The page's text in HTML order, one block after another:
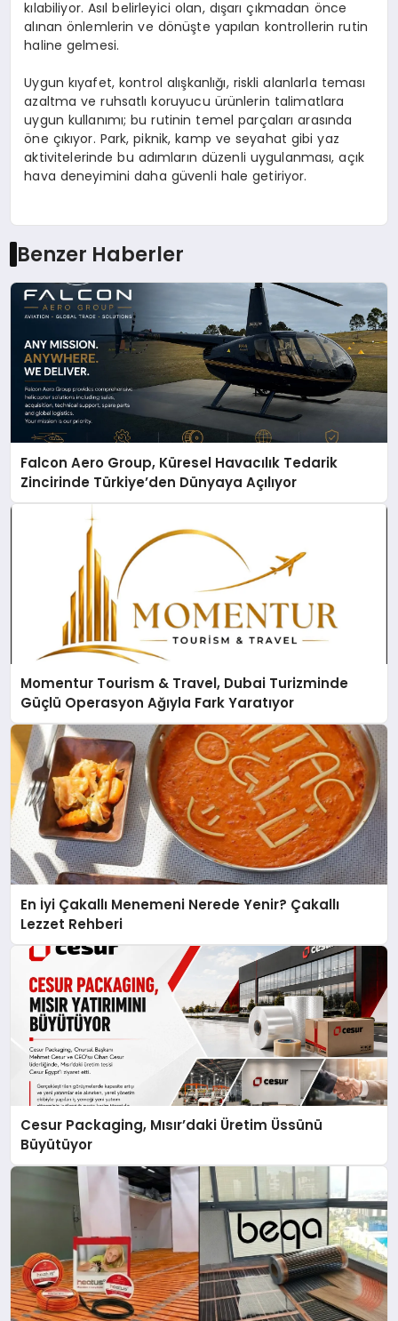
kılabiliyor. Asıl belirleyici olan, dışarı çıkmadan önce
alınan önlemlerin ve dönüşte yapılan kontrollerin rutin
haline gelmesi.
Uygun kıyafet, kontrol alışkanlığı, riskli alanlarla teması
azaltma ve ruhsatlı koruyucu ürünlerin talimatlara
uygun kullanımı; bu rutinin temel parçaları arasında
öne çıkıyor. Park, piknik, kamp ve seyahat gibi yaz
aktivitelerinde bu adımların düzenli uygulanması, açık
hava deneyimini daha güvenli hale getiriyor.
Benzer Haberler
Falcon Aero Group, Küresel Havacılık Tedarik
Zincirinde Türkiye’den Dünyaya Açılıyor
Momentur Tourism & Travel, Dubai Turizminde
Güçlü Operasyon Ağıyla Fark Yaratıyor
En İyi Çakallı Menemeni Nerede Yenir? Çakallı
Lezzet Rehberi
Cesur Packaging, Mısır’daki Üretim Üssünü
Büyütüyor